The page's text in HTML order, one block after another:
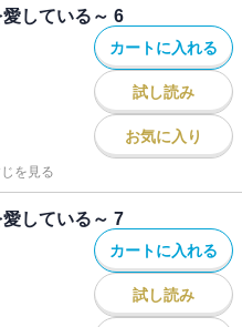
している～ 6
カートに入れる
試し読み
お気に入り
を見る
している～ 7
カートに入れる
試し読み